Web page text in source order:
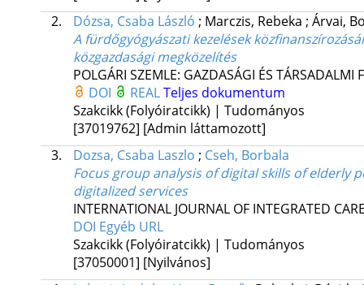
2.
Dózsa, Csaba László ; Marczis, Rebeka ; Árvai,
A fürdőgyógyászati kezelések
közgazdasági megközelítés
POLGÁRI SZEMLE: GAZDASÁGI ÉS TÁRSADALMI
DOI
REALTeljes dokumentum
Szakcikk (Folyóiratcikk) | Tudományos
[37019762] [Admin láttamozott]
3.
Dozsa, Csaba Laszlo ; Cseh, Borbala
Focus group analysis of digital skills of elderly
digitalized services
INTERNATIONAL JOURNAL OF INTEGRATED
DOI Egyéb URL
Szakcikk (Folyóiratcikk) | Tudományos
[37050001] [Nyilvános]